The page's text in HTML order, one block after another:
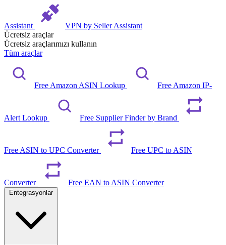
Assistant
VPN by Seller Assistant
Ücretsiz araçlar
Ücretsiz araçlarımızı kullanın
Tüm araçlar
Free Amazon ASIN Lookup Free Amazon IP-
Alert Lookup Free Supplier Finder by Brand
Free ASIN to UPC Converter Free UPC to ASIN
Converter Free EAN to ASIN Converter
Entegrasyonlar